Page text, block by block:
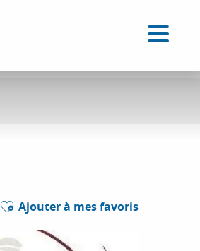
Ajouter aux favoris
Ajouter à mes favoris